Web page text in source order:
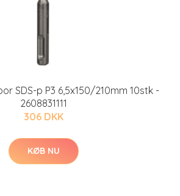
SDS-p P3 6,5x150/210mm 10stk -
2608831111
306 DKK
KØB NU